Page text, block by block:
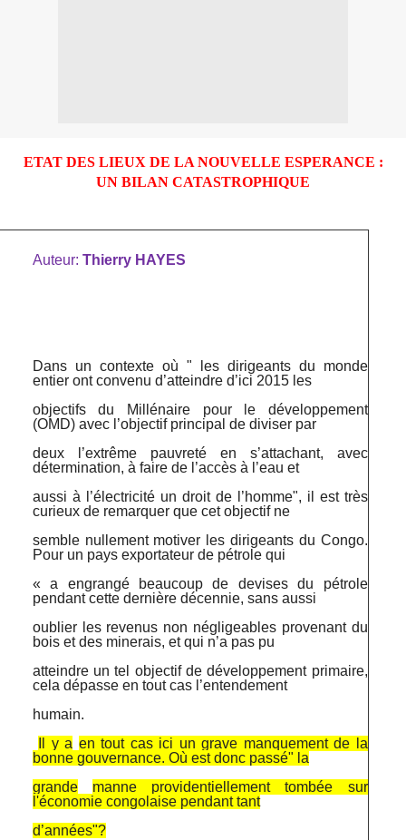
ETAT DES LIEUX DE LA NOUVELLE ESPERANCE :
UN BILAN CATASTROPHIQUE
Auteur: Thierry HAYES
Dans un contexte où " les dirigeants du monde
entier ont convenu d’atteindre d’ici 2015 les
objectifs du Millénaire pour le développement
(OMD) avec l’objectif principal de diviser par
deux l’extrême pauvreté en s’attachant, avec
détermination, à faire de l’accès à l’eau et
aussi à l’électricité un droit de l’homme", il est très
curieux de remarquer que cet objectif ne
semble nullement motiver les dirigeants du Congo.
Pour un pays exportateur de pétrole qui
« a engrangé beaucoup de devises du pétrole
pendant cette dernière décennie, sans aussi
oublier les revenus non négligeables provenant du
bois et des minerais, et qui n’a pas pu
atteindre un tel objectif de développement primaire,
cela dépasse en tout cas l’entendement
humain.
Il y a en tout cas ici un grave manquement de la
bonne gouvernance. Où est donc passé" la
grande
manne providentiellement tombée sur
l'économie congolaise pendant tant
d’années"?